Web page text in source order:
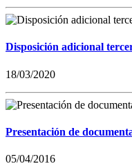
Disposición adicional
18/03/2020
Presentación de
05/04/2016